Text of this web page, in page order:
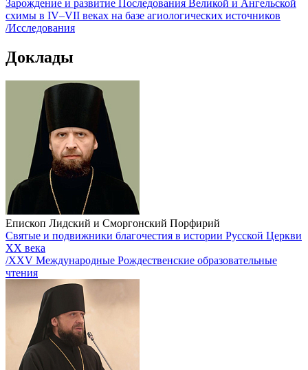
Зарождение и развитие Последования Великой и Ангельской
схимы в ΙV–VII веках на базе агиологических источников
/Исследования
Доклады
Епископ Лидский и Сморгонский Порфирий
Святые и подвижники благочестия в истории Русской Церкви
XX века
/XXV Международные Рождественские образовательные
чтения